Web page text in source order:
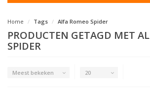
Home Tags Alfa Romeo Spider
PRODUCTEN GETAGD MET
SPIDER
Meest bekeken 20